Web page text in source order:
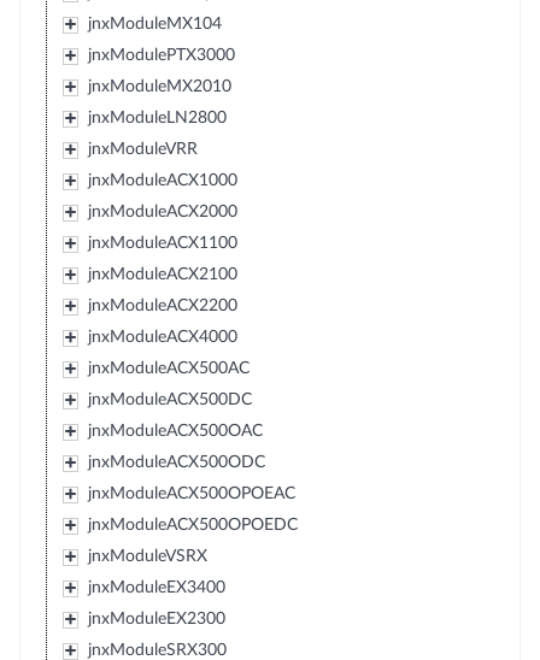
jnxModuleMX104
jnxModulePTX3000
jnxModuleMX2010
jnxModuleLN2800
jnxModuleVRR
jnxModuleACX1000
jnxModuleACX2000
jnxModuleACX1100
jnxModuleACX2100
jnxModuleACX2200
jnxModuleACX4000
jnxModuleACX500AC
jnxModuleACX500DC
jnxModuleACX500OAC
jnxModuleACX500ODC
jnxModuleACX500OPOEAC
jnxModuleACX500OPOEDC
jnxModuleVSRX
jnxModuleEX3400
jnxModuleEX2300
jnxModuleSRX300